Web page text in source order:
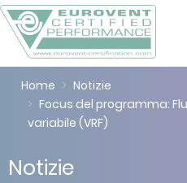
Home
Notizie
Focus del programma:
variabile (VRF)
Notizie